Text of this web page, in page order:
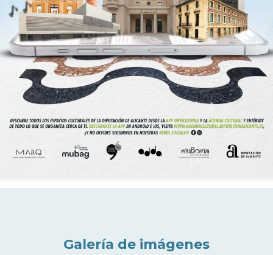
Galería de imágenes